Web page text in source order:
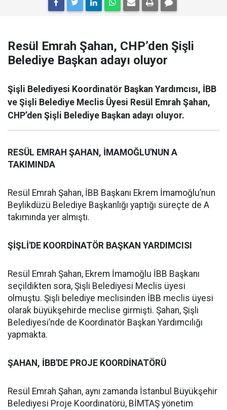
Resül Emrah Şahan, CHP’den Şişli
Belediye Başkan adayı oluyor
Şişli Belediyesi Koordinatör Başkan Yardımcısı, İBB
ve Şişli Belediye Meclis Üyesi Resül Emrah Şahan,
CHP’den Şişli Belediye Başkan adayı oluyor.
RESÜL EMRAH ŞAHAN, İMAMOĞLU'NUN A
TAKIMINDA
Resül Emrah Şahan, İBB Başkanı Ekrem İmamoğlu’nun
Beylikdüzü Belediye Başkanlığı yaptığı süreçte de A
takımında yer almıştı.
ŞİŞLİ'DE KOORDİNATÖR BAŞKAN YARDIMCISI
Resül Emrah Şahan, Ekrem İmamoğlu İBB Başkanı
seçildikten sora, Şişli Belediyesi Meclis üyesi
olmuştu. Şişli belediye meclisinden İBB meclis üyesi
olarak büyükşehirde meclise girmişti. Şahan, Şişli
Belediyesi’nde de Koordinatör Başkan Yardımcılığı
yapmakta.
ŞAHAN, İBB'DE PROJE KOORDİNATÖRÜ
Resül Emrah Şahan, aynı zamanda İstanbul Büyükşehir
Belediyesi Proje Koordinatörü, BİMTAŞ yönetim